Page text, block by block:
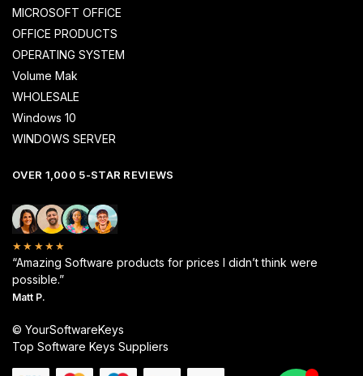
MICROSOFT OFFICE
OFFICE PRODUCTS
OPERATING SYSTEM
Volume Mak
WHOLESALE
Windows 10
WINDOWS SERVER
OVER 1,000 5-STAR REVIEWS
★★★★★
“Amazing Software products for prices I didn’t think were
possible.”
Matt P.
© YourSoftwareKeys
Top Software Keys Suppliers